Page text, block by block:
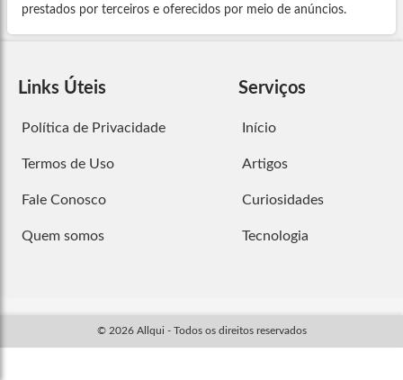
prestados por terceiros e oferecidos por meio de anúncios.
Links Úteis
Política de Privacidade
Termos de Uso
Fale Conosco
Quem somos
Serviços
Início
Artigos
Curiosidades
Tecnologia
© 2026 Allqui - Todos os direitos reservados